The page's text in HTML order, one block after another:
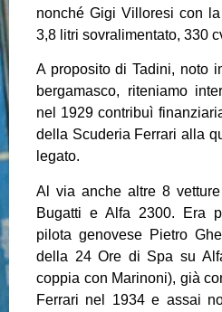
nonché Gigi Villoresi con
3,8 litri sovralimentato, 330
A proposito di Tadini, noto
bergamasco, riteniamo
nel 1929 contribuì
della Scuderia Ferrari alla
legato.
Al via anche altre 8
Bugatti e Alfa 2300. Era
pilota genovese Pietro
della 24 Ore di Spa su
coppia con Marinoni), già
Ferrari nel 1934 e assai